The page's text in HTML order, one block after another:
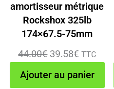
amortisseur métrique
Rockshox 325lb
174×67.5-75mm
44.00€ Le
initial
39.58€ Le
prix
actuel
TTC
Ajouter au panier